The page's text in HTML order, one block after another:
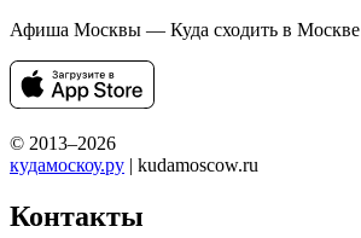
Афиша Москвы — Куда сходить в Москве
© 2013–2026
кудамоскоу.ру | kudamoscow.ru
Контакты